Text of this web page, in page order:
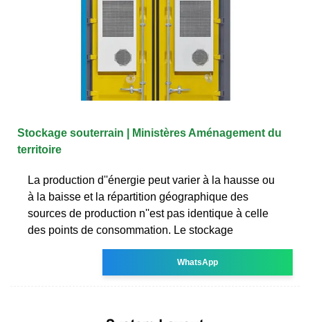
Stockage souterrain | Ministères Aménagement du
territoire
La production d''énergie peut varier à la hausse ou
à la baisse et la répartition géographique des
sources de production n''est pas identique à celle
des points de consommation. Le stockage
WhatsApp